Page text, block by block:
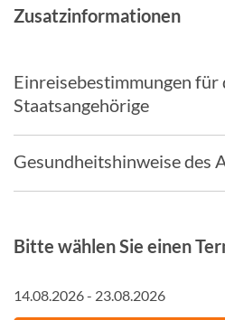
Zusatzinformationen
Einreisebestimmungen für
Staatsangehörige
Gesundheitshinweise des
Bitte wählen Sie einen
14.08.2026 - 23.08.2026